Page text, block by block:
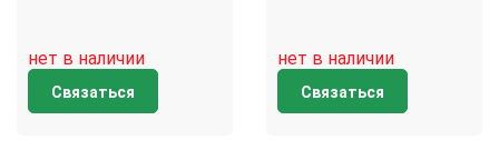
нет в наличии
Связаться
нет в наличии
Связаться